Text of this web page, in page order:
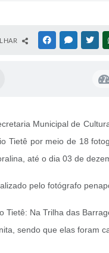
FACEBOOK
Municipal de
Tietê por meio de 18
até o dia 03 de
pelo fotógrafo
Tietê: Na Trilha das
sendo que elas foram